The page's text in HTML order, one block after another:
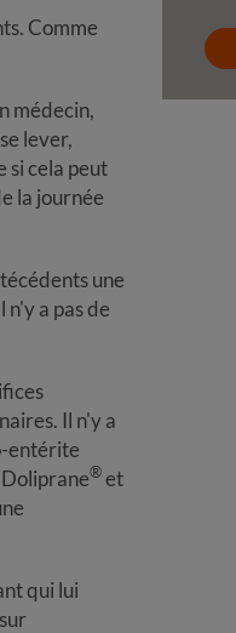
Comme
médecin,
lever,
si cela peut
la journée
une
a pas de
Il n'y a
entérite
Doliprane®et
qui lui